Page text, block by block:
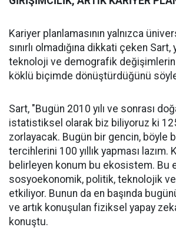
Kariyer planlamasının yalnızca
sınırlı olmadığına dikkati çeken Sart,
teknoloji ve demografik değişimlerin
köklü biçimde dönüştürdüğünü
Sart, "Bugün 2010 yılı ve sonrası
istatistiksel olarak biz biliyoruz ki 125
zorlayacak. Bugün bir gencin, böyle
tercihlerini 100 yıllık yapması lazım.
belirleyen konum bu ekosistem. Bu
sosyoekonomik, politik, teknolojik
etkiliyor. Bunun da en başında
ve artık konuşulan fiziksel yapay
konuştu.